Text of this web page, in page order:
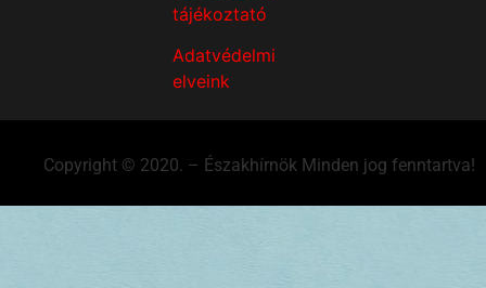
tájékoztató
Adatvédelmi
elveink
Copyright © 2020. – Északhírnök Minden jog fenntartva!